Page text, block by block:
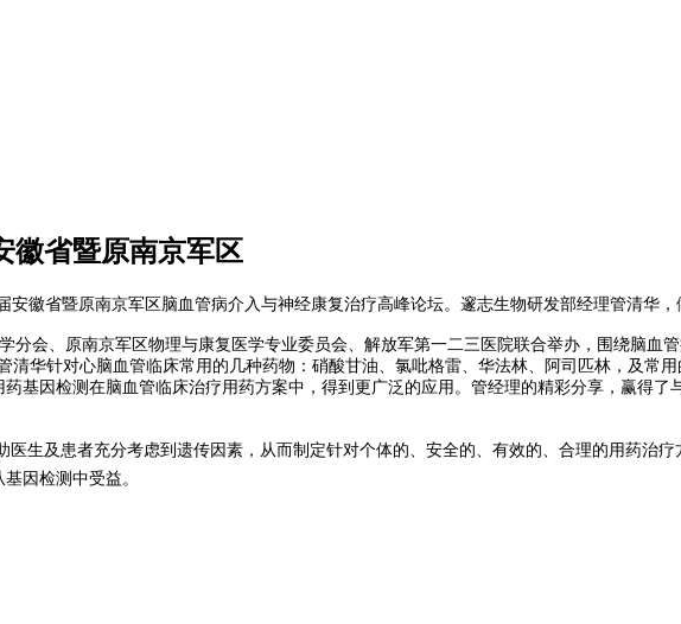
徽省暨原南京军区
安徽省暨原南京军区脑血管病介入与神经康复治疗高峰论坛。邃志生物研发部经理管清华
分会、原南京军区物理与康复医学专业委员会、解放军第一二三医院联合举办，围绕脑血
清华针对心脑血管临床常用的几种药物：硝酸甘油、氯吡格雷、华法林、阿司匹林，及常
基因检测在脑血管临床治疗用药方案中，得到更广泛的应用。管经理的精彩分享，赢得了
生及患者充分考虑到遗传因素，从而制定针对个体的、安全的、有效的、合理的用药治
因检测中受益。